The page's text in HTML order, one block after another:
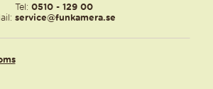
Tel: 0510 - 129 00
service@funkamera.se